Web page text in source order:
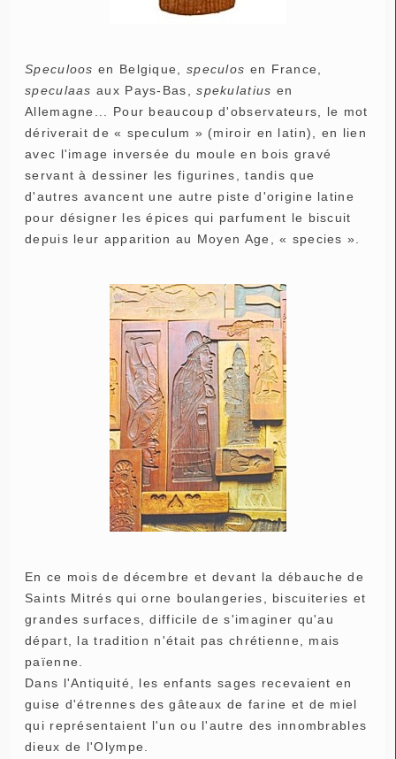
Speculoos en Belgique, speculos en France,
speculaas aux Pays-Bas,spekulatius en
Allemagne... Pour beaucoup d'observateurs, le mot
dériverait de « speculum » (miroir en latin), en lien
avec l'image inversée du moule en bois gravé
servant à dessiner les figurines, tandis que
d'autres avancent une autre piste d'origine latine
pour désigner les épices qui parfument le biscuit
depuis leur apparition au Moyen Age, « species ».
En ce mois de décembre et devant la débauche de
Saints Mitrés qui orne boulangeries, biscuiteries et
grandes surfaces, difficile de s'imaginer qu'au
départ, la tradition n'était pas chrétienne, mais
païenne.
Dans l'Antiquité, les enfants sages recevaient en
guise d'étrennes des gâteaux de farine et de miel
qui représentaient l'un ou l'autre des innombrables
dieux de l'Olympe.